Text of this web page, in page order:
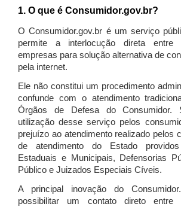
1. O que é Consumidor.gov.br?
O Consumidor.gov.br é um serviço
permite a interlocução direta entre
empresas para solução alternativa de
pela internet.
Ele não constitui um procedimento
confunde com o atendimento
Órgãos de Defesa do Consumidor.
utilização desse serviço pelos
prejuízo ao atendimento realizado pelos
de atendimento do Estado
Estaduais e Municipais, Defensorias
Público e Juizados Especiais Cíveis.
A principal inovação do
possibilitar um contato direto entre